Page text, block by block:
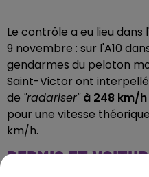
Le contrôle a eu lieu
9 novembre : sur l'A10
gendarmes du peloton
Saint-Victor ont interpellé
de "radariser" à 248 km/
pour une vitesse
km/h.
PERMIS ET